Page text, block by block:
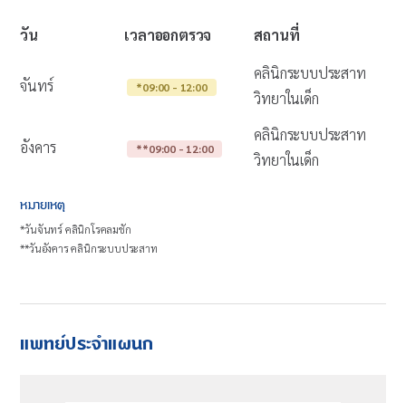
วัน เวลาออกตรวจ สถานที่
จันทร์ *09:00 - 12:00
คลินิกระบบประสาท
วิทยาในเด็ก
อังคาร **09:00 - 12:00
คลินิกระบบประสาท
วิทยาในเด็ก
หมายเหตุ
*วันจันทร์ คลินิกโรคลมชัก
**วันอังคาร คลินิกระบบประสาท
แพทย์ประจำแผนก